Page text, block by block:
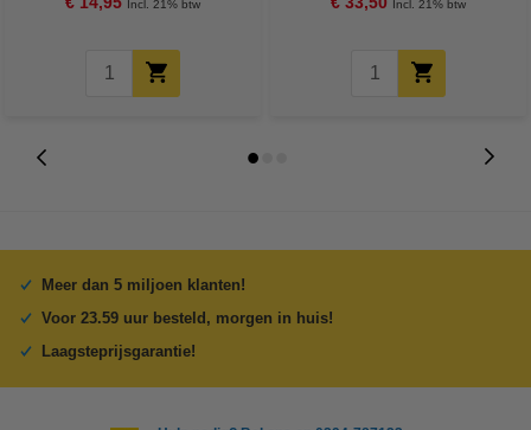
Incl. 21% btw Incl. 21% btw
Meer dan 5 miljoen klanten!
Voor 23.59 uur besteld, morgen in huis!
Laagsteprijsgarantie!